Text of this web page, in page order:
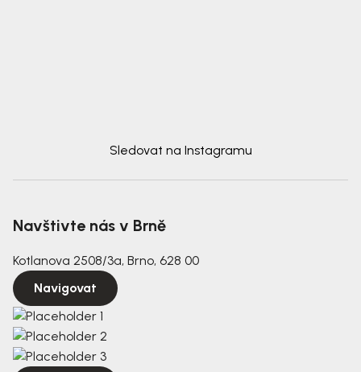
Sledovat na Instagramu
Navštivte nás v Brně
Kotlanova 2508/3a, Brno, 628 00
Navigovat